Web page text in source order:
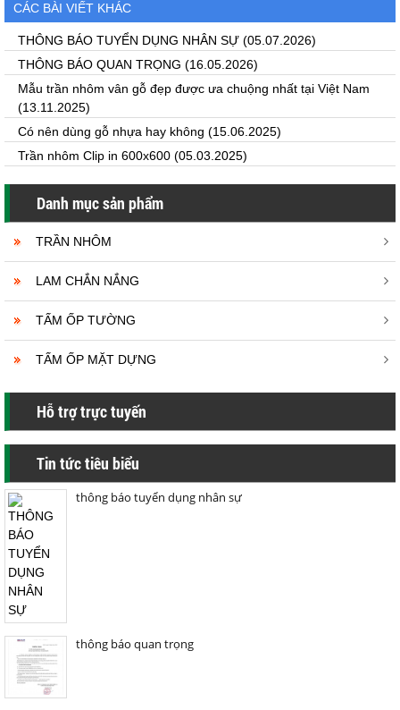
CÁC BÀI VIẾT KHÁC
THÔNG BÁO TUYỂN DỤNG NHÂN SỰ (05.07.2026)
THÔNG BÁO QUAN TRỌNG (16.05.2026)
Mẫu trần nhôm vân gỗ đẹp được ưa chuộng nhất tại Việt Nam
(13.11.2025)
Có nên dùng gỗ nhựa hay không (15.06.2025)
Trần nhôm Clip in 600x600 (05.03.2025)
Danh mục sản phẩm
TRẦN NHÔM
LAM CHẮN NẮNG
TẤM ỐP TƯỜNG
TẤM ỐP MẶT DỰNG
Hỗ trợ trực tuyến
Tin tức tiêu biểu
thông báo tuyển dụng nhân sự
thông báo quan trọng